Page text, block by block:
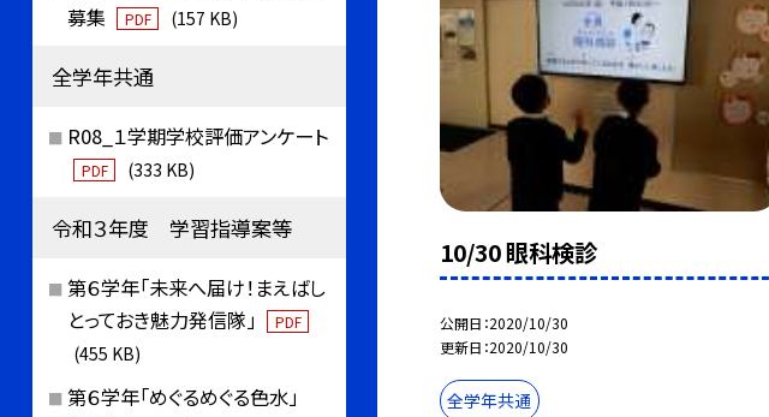
10/30 眼科検診
公開日 2020/10/30
更新日 2020/10/30
全学年共通
募集
PDF (157 KB)
全学年共通
R08_１学期学校評価アンケート
PDF (333 KB)
令和３年度 学習指導案等
第６学年「未来へ届け！まえばし
とっておき魅力発信隊」
PDF
(455 KB)
第６学年「めぐるめぐる色水」